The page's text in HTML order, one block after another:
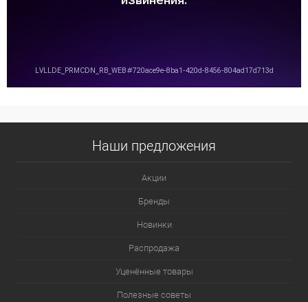
Наши предложения
Акции
Бренды
Новинки
Распродажа
Уценённые товары
Полезные советы